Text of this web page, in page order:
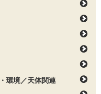
環境／天体関連